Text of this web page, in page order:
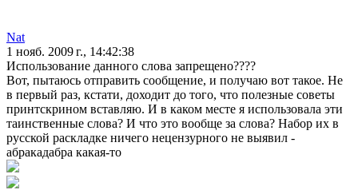
Nat
1 нояб. 2009 г., 14:42:38
Использование данного слова запрещено????
Вот, пытаюсь отправить сообщение, и получаю вот такое. Не
в первый раз, кстати, доходит до того, что полезные советы
принтскрином вставляю. И в каком месте я использовала эти
таинственные слова? И что это вообще за слова? Набор их в
русской раскладке ничего нецензурного не выявил -
абракадабра какая-то